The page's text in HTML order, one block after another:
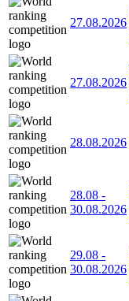
27.08.2026
27.08.2026
28.08.2026
28.08 -
30.08.2026
29.08 -
30.08.2026